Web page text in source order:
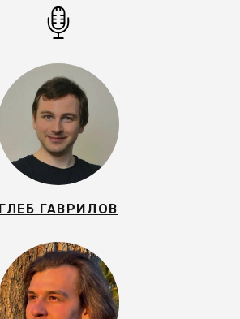
ГЛЕБ ГАВРИЛОВ